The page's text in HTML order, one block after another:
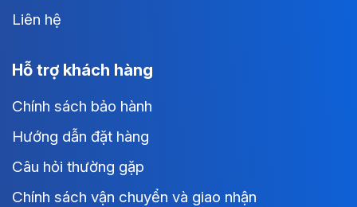
Liên hệ
Hỗ trợ khách hàng
Chính sách bảo hành
Hướng dẫn đặt hàng
Câu hỏi thường gặp
Chính sách vận chuyển và giao nhận